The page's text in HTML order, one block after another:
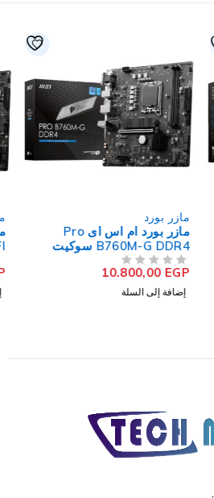
مازر بورد
مازر بورد ام اس اي MAG
B660M MORTAR WIFI
1700
9.500,00EGP
إضافة إلى السلة